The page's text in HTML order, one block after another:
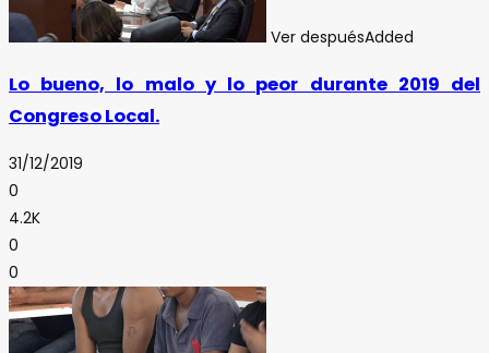
Ver despuésAdded
Lo bueno, lo malo y lo peor durante 2019 del
Congreso Local.
31/12/2019
0
4.2K
0
0